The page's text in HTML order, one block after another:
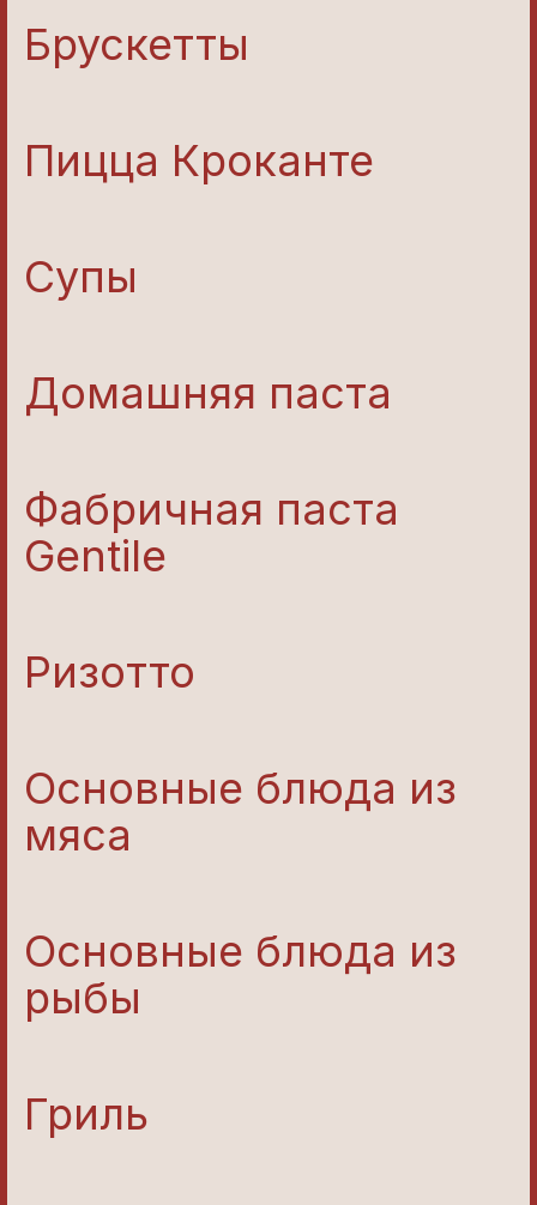
Брускетты
Пицца Кроканте
Супы
Домашняя паста
Фабричная паста
Gentile
Ризотто
Основные блюда из
мяса
Основные блюда из
рыбы
Гриль